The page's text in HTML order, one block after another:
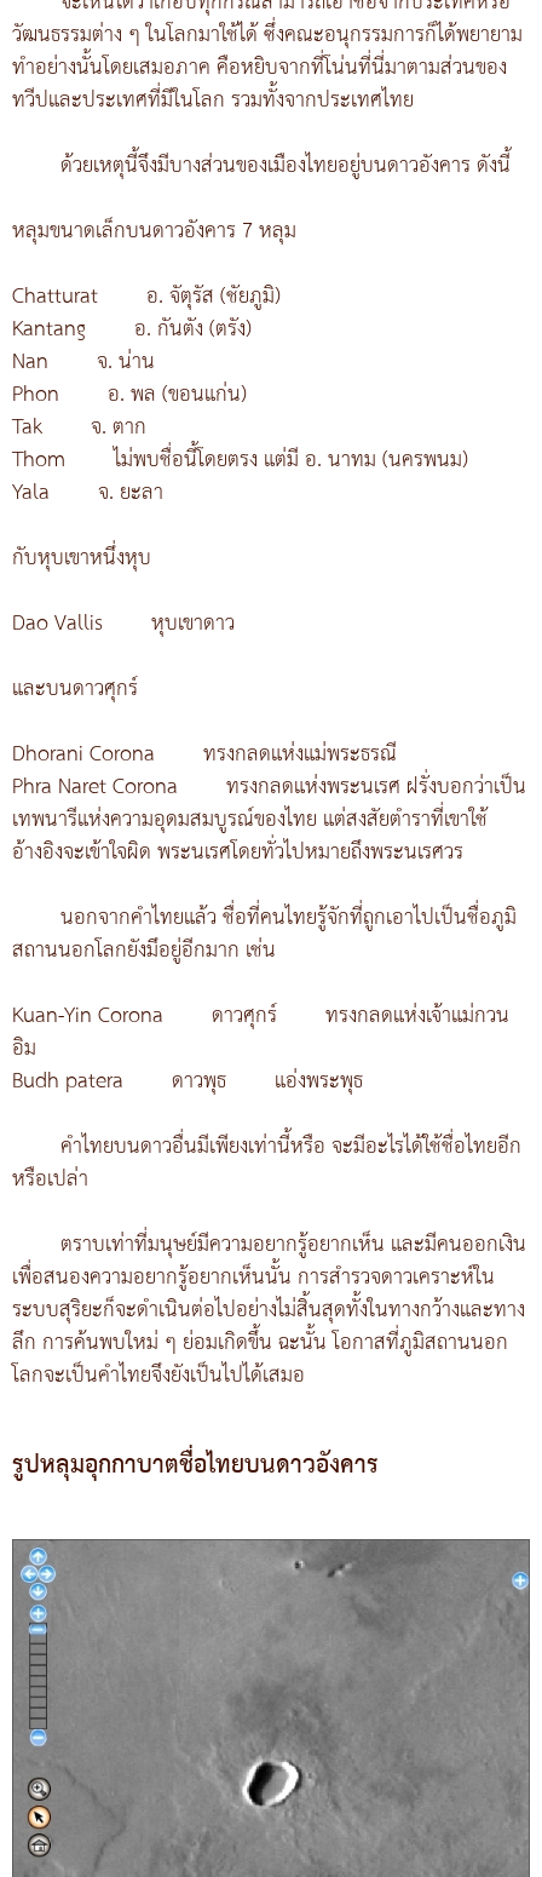
วัฒนธรรมต่าง ๆ ในโลกมาใช้ได้ ซึ่งคณะอนุกรรมการก็ได้พยายาม
ทำอย่างนั้นโดยเสมอภาค คือหยิบจากที่โน่นที่นี่มาตามส่วนของ
ทวีปและประเทศที่มีในโลก รวมทั้งจากประเทศไทย
ด้วยเหตุนี้จึงมีบางส่วนของเมืองไทยอยู่บนดาวอังคาร ดังนี้
หลุมขนาดเล็กบนดาวอังคาร 7 หลุม
Chatturat
อ. จัตุรัส (ชัยภูมิ)
Kantang อ. กันตัง (ตรัง)
Nan จ. น่าน
Phon อ. พล (ขอนแก่น)
Tak จ. ตาก
Thom ไม่พบชื่อนี้โดยตรง แต่มี อ. นาทม (นครพนม)
Yala
จ. ยะลา
กับหุบเขาหนึ่งหุบ
Dao Vallis
หุบเขาดาว
และบนดาวศุกร์
Dhorani Corona
ทรงกลดแห่งแม่พระธรณี
Phra Naret Corona ทรงกลดแห่งพระนเรศ ฝรั่งบอกว่าเป็น
เทพนารีแห่งความอุดมสมบูรณ์ของไทย แต่สงสัยตำราที่เขาใช้
อ้างอิงจะเข้าใจผิด พระนเรศโดยทั่วไปหมายถึงพระนเรศวร
นอกจากคำไทยแล้ว ชื่อที่คนไทยรู้จักที่ถูกเอาไปเป็นชื่อภูมิ
สถานนอกโลกยังมึอยู่อีกมาก เช่น
Kuan-Yin Corona
ดาวศุกร์ ทรงกลดแห่งเจ้าแม่กวน
อิม
Budh patera ดาวพุธ
แอ่งพระพุธ
คำไทยบนดาวอื่นมีเพียงเท่านี้หรือ จะมีอะไรได้ใช้ชื่อไทยอีก
หรือเปล่า
ตราบเท่าที่มนุษย์มีความอยากรู้อยากเห็น และมีคนออกเงิน
เพื่อสนองความอยากรู้อยากเห็นนั้น การสำรวจดาวเคราะห์ใน
ระบบสุริยะก็จะดำเนินต่อไปอย่างไม่สิ้นสุดทั้งในทางกว้างและทาง
ลึก การค้นพบใหม่ ๆ ย่อมเกิดขึ้น ฉะนั้น โอกาสที่ภูมิสถานนอก
โลกจะเป็นคำไทยจึงยังเป็นไปได้เสมอ
รูปหลุมอุกกาบาตชื่อไทยบนดาวอังคาร